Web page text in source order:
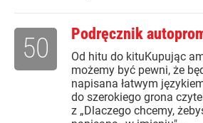
Podręcznik
Od hitu do kituKupując
możemy być pewni, że
napisana łatwym
do szerokiego grona
z „Dlaczego chcemy,
50